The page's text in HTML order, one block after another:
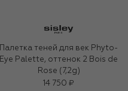
Палетка теней для век Phyto-
Eye Palette, оттенок 2 Bois de
Rose (7,2g)
14 750 ₽